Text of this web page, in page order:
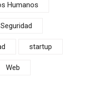
Humanos
Seguridad
startup
Web